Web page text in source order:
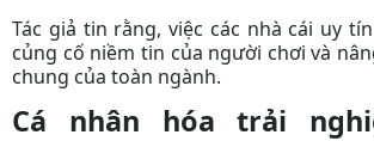
Tác giả tin rằng, việc các nhà cái uy
củng cố niềm tin của người chơi và
chung của toàn ngành.
Cá nhân hóa trải